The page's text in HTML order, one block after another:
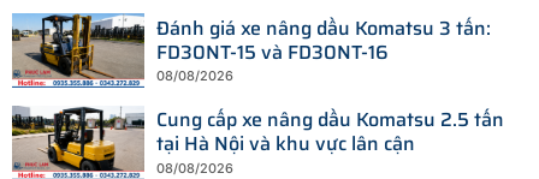
Đánh giá xe nâng dầu Komatsu 3 tấn:
FD30NT-15 và FD30NT-16
08/08/2026
Cung cấp xe nâng dầu Komatsu 2.5 tấn
tại Hà Nội và khu vực lân cận
08/08/2026